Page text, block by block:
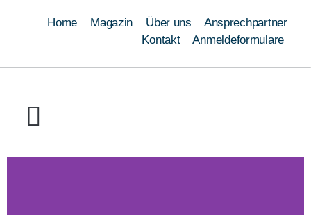
Home Magazin Über uns
Ansprechpartner
KontaktAnmeldeformulare